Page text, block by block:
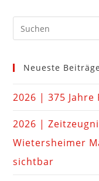
Neueste Beiträge
2026 | 375
2026 |
Wietersheimer
sichtbar